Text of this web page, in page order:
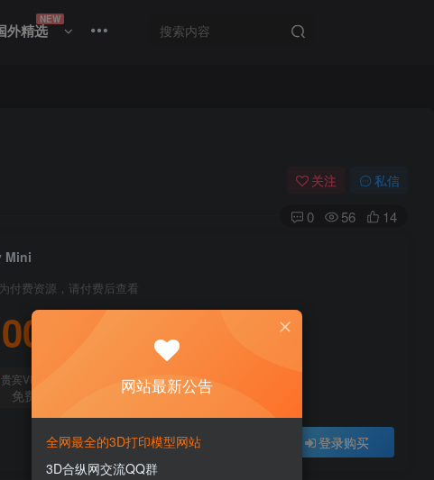
外精选
NEW
关注 私信
0 56 14
Mini
付费资源，请付费后查看
贵宾VIP会员
免费
体验会员免费
登录购买
网站最新公告
全网最全的3D打印模型网站
3D合纵网交流QQ群